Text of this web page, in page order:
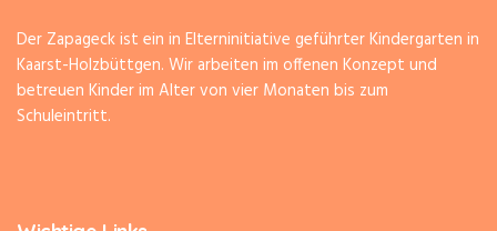
Der Zapageck ist ein in Elterninitiative geführter Kindergarten in
Kaarst-Holzbüttgen. Wir arbeiten im offenen Konzept und
betreuen Kinder im Alter von vier Monaten bis zum
Schuleintritt.